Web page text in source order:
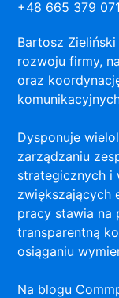
+48 665 379 071
Bartosz
rozwoju firmy,
oraz
Dysponuje
zarządzaniu
strategicznych i
zwiększających
pracy stawia na
transparentną
osiąganiu
Na blogu